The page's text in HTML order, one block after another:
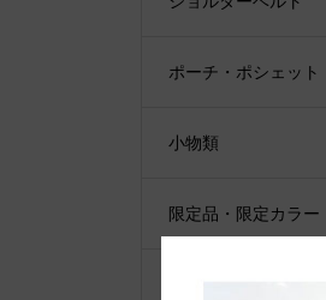
ポーチ・ポシェット
小物類
限定品・限定カラー